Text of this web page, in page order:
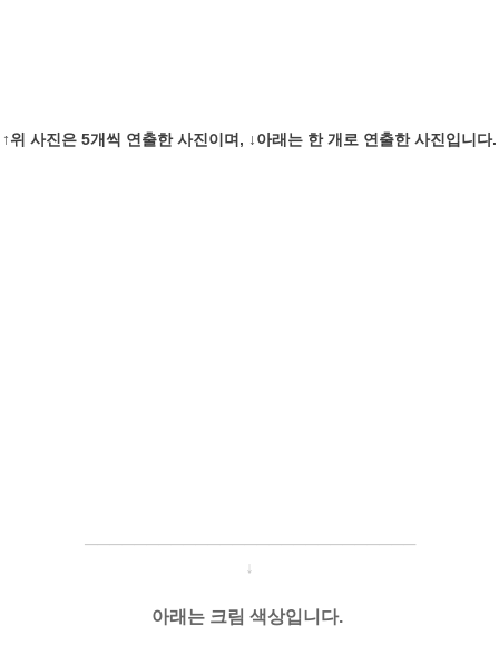
↑위 사진은 5개씩 연출한 사진이며, ↓아래는 한 개로 연출한 사진입니다.
───────────────────────────
↓
아래는 크림 색상입니다.